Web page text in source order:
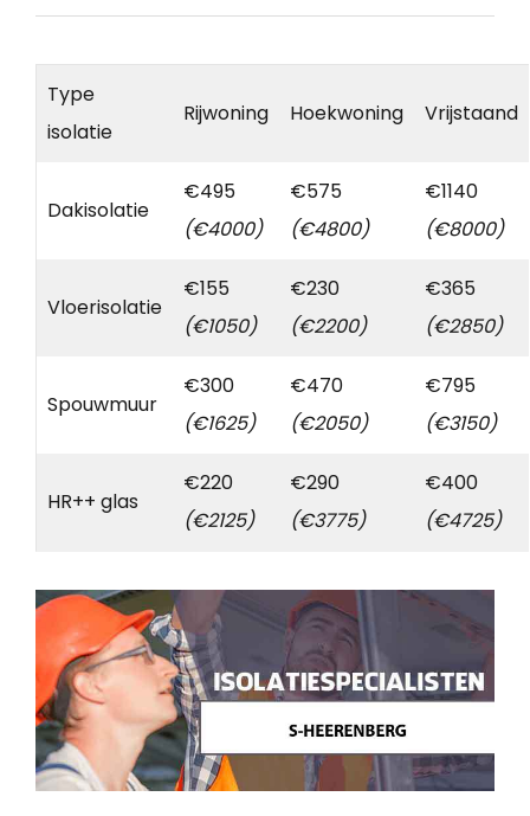
Type
isolatie
Rijwoning Hoekwoning Vrijstaand
Dakisolatie
€495
(€4000)
€575
(€4800)
€1140
(€8000)
Vloerisolatie
€155
(€1050)
€230
(€2200)
€365
(€2850)
Spouwmuur
€300
(€1625)
€470
(€2050)
€795
(€3150)
HR++ glas
€220
(€2125)
€290
(€3775)
€400
(€4725)